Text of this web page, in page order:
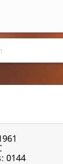
0144